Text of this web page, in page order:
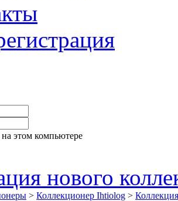
этом компьютере
нового
> Коллекционер Ihtiolog >